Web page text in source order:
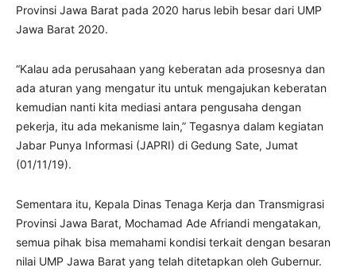
Provinsi Jawa Barat pada 2020 harus lebih besar dari UMP
Jawa Barat 2020.
“Kalau ada perusahaan yang keberatan ada prosesnya dan
ada aturan yang mengatur itu untuk mengajukan keberatan
kemudian nanti kita mediasi antara pengusaha dengan
pekerja, itu ada mekanisme lain,” Tegasnya dalam kegiatan
Jabar Punya Informasi (JAPRI) di Gedung Sate, Jumat
(01/11/19).
Sementara itu, Kepala Dinas Tenaga Kerja dan Transmigrasi
Provinsi Jawa Barat, Mochamad Ade Afriandi mengatakan,
semua pihak bisa memahami kondisi terkait dengan besaran
nilai UMP Jawa Barat yang telah ditetapkan oleh Gubernur.